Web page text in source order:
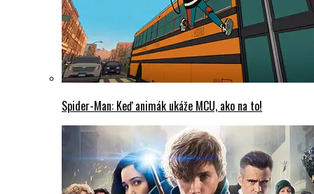
Spider-Man: Keď animák ukáže MCU, ako na to!